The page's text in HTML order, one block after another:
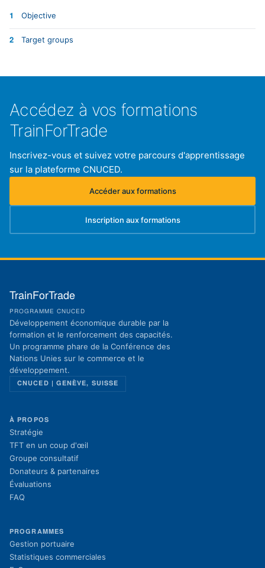
1 Objective
2 Target groups
Accédez à vos formations
TrainForTrade
Inscrivez-vous et suivez votre parcours d'apprentissage
sur la plateforme CNUCED.
Accéder aux formations
(s'ouvre dans un nouvel onglet)
Inscription aux formations
(s'ouvre dans un nouvel onglet)
TrainForTrade
PROGRAMME CNUCED
Développement économique durable par la
formation et le renforcement des capacités.
Un programme phare de la Conférence des
Nations Unies sur le commerce et le
développement.
CNUCED | GENÈVE, SUISSE
À PROPOS
Stratégie
TFT en un coup d'œil
Groupe consultatif
Donateurs & partenaires
Évaluations
FAQ
PROGRAMMES
Gestion portuaire
Statistiques commerciales